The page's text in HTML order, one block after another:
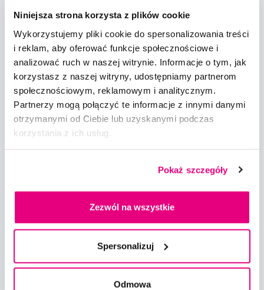
Niniejsza strona korzysta z plików cookie
Wykorzystujemy pliki cookie do spersonalizowania treści
i reklam, aby oferować funkcje społecznościowe i
analizować ruch w naszej witrynie. Informacje o tym, jak
korzystasz z naszej witryny, udostępniamy partnerom
społecznościowym, reklamowym i analitycznym.
Partnerzy mogą połączyć te informacje z innymi danymi
otrzymanymi od Ciebie lub uzyskanymi podczas
korzystania z ich usług.
Pokaż szczegóły
Zezwól na wszystkie
Spersonalizuj
Odmowa
Zapytaj o poradę
Ochrona danych osobowych
Zapisz się
Chcę otrzymywać informacje o nowościach i ofertach specjalnych i
wyrażam zgodę na przetwarzanie danych osobowychw tym celu.